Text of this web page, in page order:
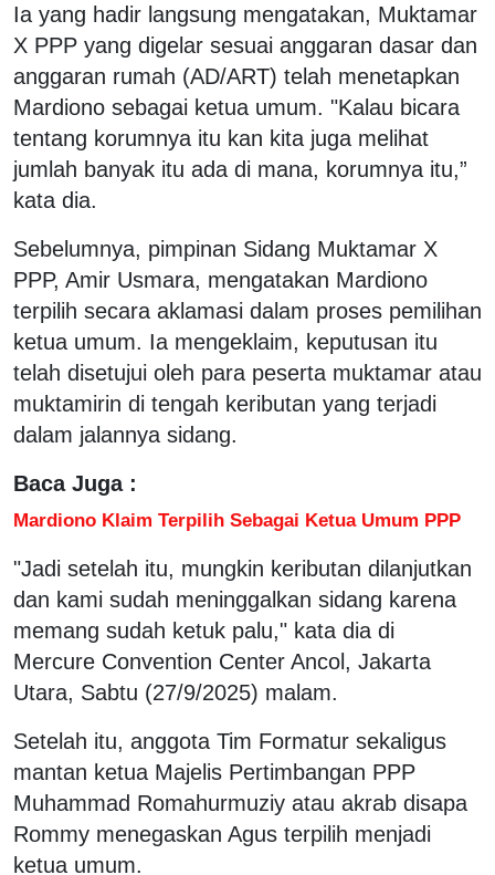
Ia yang hadir langsung mengatakan, Muktamar
X PPP yang digelar sesuai anggaran dasar dan
anggaran rumah (AD/ART) telah menetapkan
Mardiono sebagai ketua umum. "Kalau bicara
tentang korumnya itu kan kita juga melihat
jumlah banyak itu ada di mana, korumnya itu,”
kata dia.
Sebelumnya, pimpinan Sidang Muktamar X
PPP, Amir Usmara, mengatakan Mardiono
terpilih secara aklamasi dalam proses pemilihan
ketua umum. Ia mengeklaim, keputusan itu
telah disetujui oleh para peserta muktamar atau
muktamirin di tengah keributan yang terjadi
dalam jalannya sidang.
Baca Juga :
Mardiono Klaim Terpilih Sebagai Ketua Umum PPP
"Jadi setelah itu, mungkin keributan dilanjutkan
dan kami sudah meninggalkan sidang karena
memang sudah ketuk palu," kata dia di
Mercure Convention Center Ancol, Jakarta
Utara, Sabtu (27/9/2025) malam.
Setelah itu, anggota Tim Formatur sekaligus
mantan ketua Majelis Pertimbangan PPP
Muhammad Romahurmuziy atau akrab disapa
Rommy menegaskan Agus terpilih menjadi
ketua umum.